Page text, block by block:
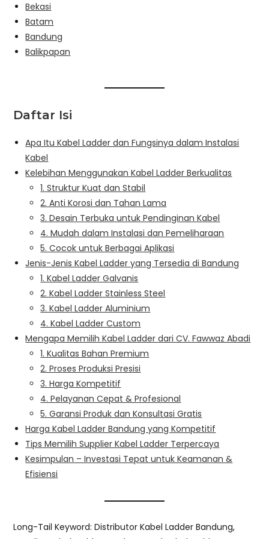
Bekasi
Batam
Bandung
Balikpapan
Daftar Isi
Apa Itu Kabel Ladder dan Fungsinya dalam Instalasi
Kabel
Kelebihan Menggunakan Kabel Ladder Berkualitas
1. Struktur Kuat dan Stabil
2. Anti Korosi dan Tahan Lama
3. Desain Terbuka untuk Pendinginan Kabel
4. Mudah dalam Instalasi dan Pemeliharaan
5. Cocok untuk Berbagai Aplikasi
Jenis-Jenis Kabel Ladder yang Tersedia di Bandung
1. Kabel Ladder Galvanis
2. Kabel Ladder Stainless Steel
3. Kabel Ladder Aluminium
4. Kabel Ladder Custom
Mengapa Memilih Kabel Ladder dari CV. Fawwaz Abadi
1. Kualitas Bahan Premium
2. Proses Produksi Presisi
3. Harga Kompetitif
4. Pelayanan Cepat & Profesional
5. Garansi Produk dan Konsultasi Gratis
Harga Kabel Ladder Bandung yang Kompetitif
Tips Memilih Supplier Kabel Ladder Terpercaya
Kesimpulan – Investasi Tepat untuk Keamanan &
Efisiensi
Long-Tail Keyword: Distributor Kabel Ladder Bandung,